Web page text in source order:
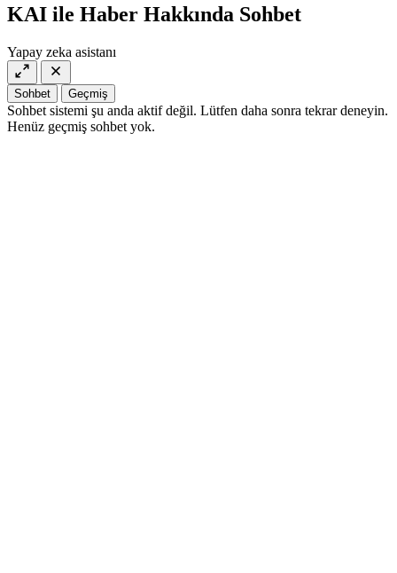
KAI ile Haber Hakkında Sohbet
Yapay zeka asistanı
Sohbet Geçmiş
Sohbet sistemi şu anda aktif değil. Lütfen daha sonra tekrar deneyin.
Henüz geçmiş sohbet yok.